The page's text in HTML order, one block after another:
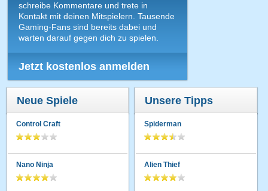
schreibe Kommentare und trete in
Kontakt mit deinen Mitspielern. Tausende
Gaming-Fans sind bereits dabei und
warten darauf gegen dich zu spielen.
Jetzt kostenlos anmelden
Neue Spiele
Control Craft
Nano Ninja
Unsere Tipps
Spiderman
Alien Thief